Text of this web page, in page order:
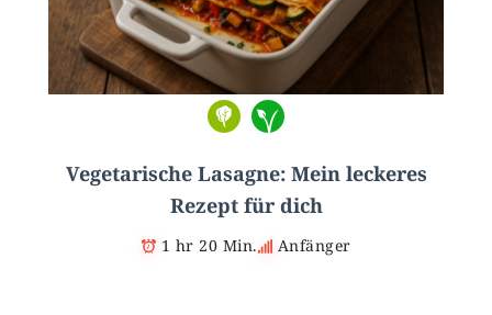
Vegetarische Lasagne: Mein leckeres
Rezept für dich
1 hr 20 Min. Anfänger